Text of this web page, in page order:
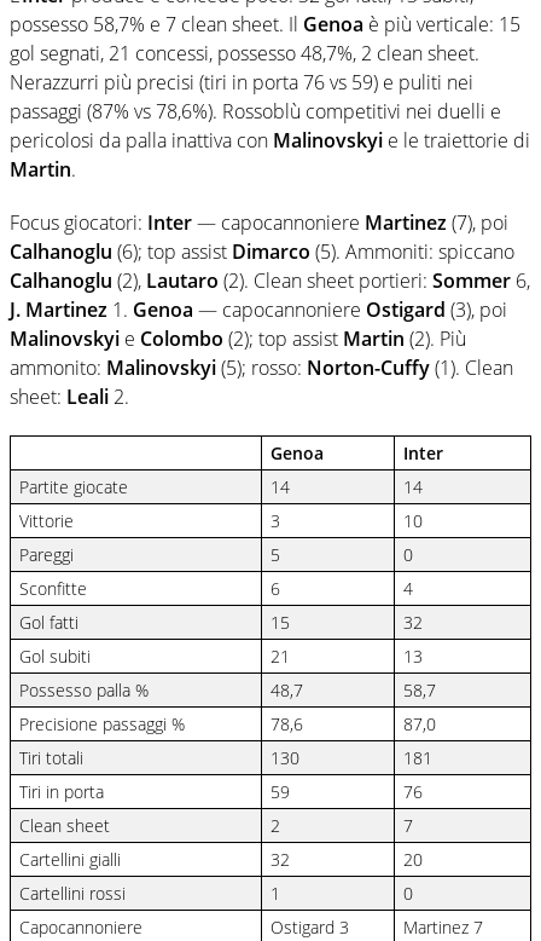
possesso 58,7% e 7 clean sheet. Il Genoa è più verticale: 15
gol segnati, 21 concessi, possesso 48,7%, 2 clean sheet.
Nerazzurri più precisi (tiri in porta 76 vs 59) e puliti nei
passaggi (87% vs 78,6%). Rossoblù competitivi nei duelli e
pericolosi da palla inattiva con Malinovskyi e le traiettorie di
Martin.
Focus giocatori: Inter— capocannoniere Martinez(7), poi
Calhanoglu (6); top assist Dimarco (5). Ammoniti: spiccano
Calhanoglu (2), Lautaro (2). Clean sheet portieri: Sommer 6,
J. Martinez 1. Genoa — capocannoniere Ostigard (3), poi
Malinovskyi e Colombo (2); top assist Martin (2). Più
ammonito: Malinovskyi(5); rosso: Norton-Cuffy(1). Clean
sheet: Leali 2.
Genoa
Inter
Partite giocate
14
14
Vittorie
3
10
Pareggi
5
0
Sconfitte
6
4
Gol fatti
15
32
Gol subiti
21
13
Possesso palla %
48,7
58,7
Precisione passaggi %
78,6
87,0
Tiri totali
130
181
Tiri in porta
59
76
Clean sheet
2
7
Cartellini gialli
32
20
Cartellini rossi
1
0
Capocannoniere
Ostigard 3
Martinez 7